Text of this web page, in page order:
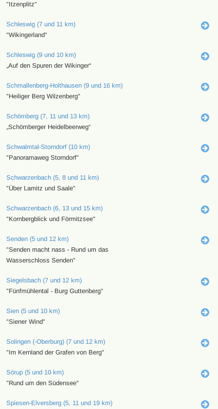
"Itzenplitz"
Schleswig (7 und 11 km)
"Wikingerland"
Schleswig (9 und 10 km)
„Auf den Spuren der Wikinger“
Schmallenberg-Holthausen (9 und 16 km)
"Heiliger Berg Wilzenberg"
Schömberg (7, 11 und 13 km)
„Schömberger Heidelbeerweg“
Schwalmtal-Storndorf (10 km)
"Panoramaweg Storndorf"
Schwarzenbach (5, 8 und 11 km)
"Über Lamitz und Saale"
Schwarzenbach (6, 13 und 15 km)
"Kornbergblick und Förmitzsee"
Senden (5 und 12 km)
"Senden macht nass - Rund um das
Wasserschloss Senden"
Siegelsbach (7 und 12 km)
"Fünfmühlental - Burg Guttenberg"
Sien (5 und 10 km)
"Siener Wind"
Solingen (-Oberburg) (7 und 12 km)
"Im Kernland der Grafen von Berg"
Sörup (5 und 10 km)
"Rund um den Südensee"
Spiesen-Elversberg (5, 11 und 19 km)